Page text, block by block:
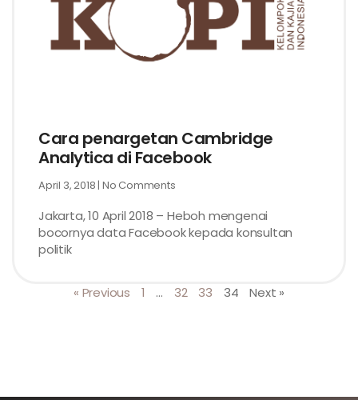
Cara penargetan Cambridge
Analytica di Facebook
April 3, 2018 No Comments
Jakarta, 10 April 2018 – Heboh mengenai
bocornya data Facebook kepada konsultan
politik
« Previous 1 … 32 33 34 Next »